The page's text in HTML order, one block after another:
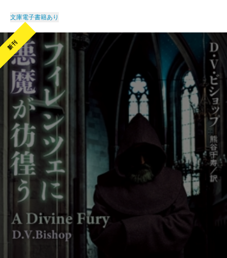
文庫電子書籍あり
新刊